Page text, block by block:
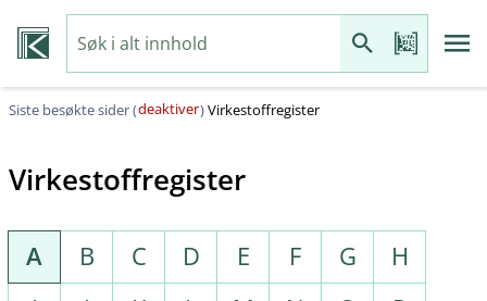
Siste besøkte sider (deaktiver)Virkestoffregister
Virkestoffregister
A B C D E F G
H